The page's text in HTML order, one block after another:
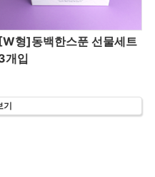
형]동백한스푼 선물세트
개입
기